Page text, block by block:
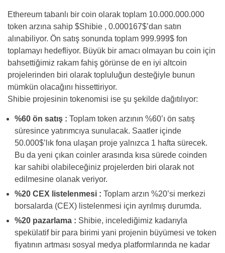
Ethereum tabanlı bir coin olarak toplam 10.000.000.000
token arzına sahip $Shibie , 0.000167$’dan satın
alınabiliyor. Ön satış sonunda toplam 999.999$ fon
toplamayı hedefliyor. Büyük bir amacı olmayan bu coin için
bahsettiğimiz rakam fahiş görünse de en iyi altcoin
projelerinden biri olarak topluluğun desteğiyle bunun
mümkün olacağını hissettiriyor.
Shibie projesinin tokenomisi ise şu şekilde dağıtılıyor:
%60 ön satış : Toplam token arzının %60’ı ön satış
süresince yatırımcıya sunulacak. Saatler içinde
50.000$’lık fona ulaşan proje yalnızca 1 hafta sürecek.
Bu da yeni çıkan coinler arasında kısa sürede coinden
kar sahibi olabileceğiniz projelerden biri olarak not
edilmesine olanak veriyor.
%20 CEX listelenmesi : Toplam arzın %20’si merkezi
borsalarda (CEX) listelenmesi için ayrılmış durumda.
%20 pazarlama : Shibie, incelediğimiz kadarıyla
spekülatif bir para birimi yani projenin büyümesi ve token
fiyatının artması sosyal medya platformlarında ne kadar